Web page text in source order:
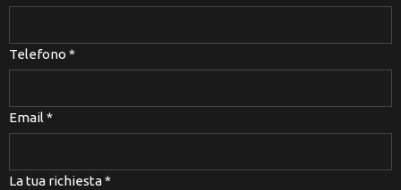
Telefono *
Email *
La tua richiesta*